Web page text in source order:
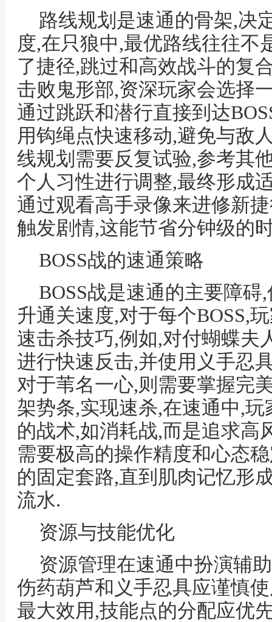
路线规划是速通的骨架,决
度,在只狼中,最优路线往往不
了捷径,跳过和高效战斗的复
击败鬼形部,资深玩家会选择
通过跳跃和潜行直接到达
用钩绳点快速移动,避免与敌
线规划需要反复试验,参考其
个人习性进行调整,最终形成
通过观看高手录像来进修新
触发剧情,这能节省分钟级的
BOSS战的速通策略
BOSS战是速通的主要障碍
升通关速度,对于每个BOSS,
速击杀技巧,例如,对付蝴蝶夫
进行快速反击,并使用义手忍
对于苇名一心,则需要掌握完
架势条,实现速杀,在速通中,
的战术,如消耗战,而是追求高
需要极高的操作精度和心态
的固定套路,直到肌肉记忆形
流水.
资源与技能优化
资源管理在速通中扮演辅
伤药葫芦和义手忍具应谨慎
最大效用,技能点的分配应优